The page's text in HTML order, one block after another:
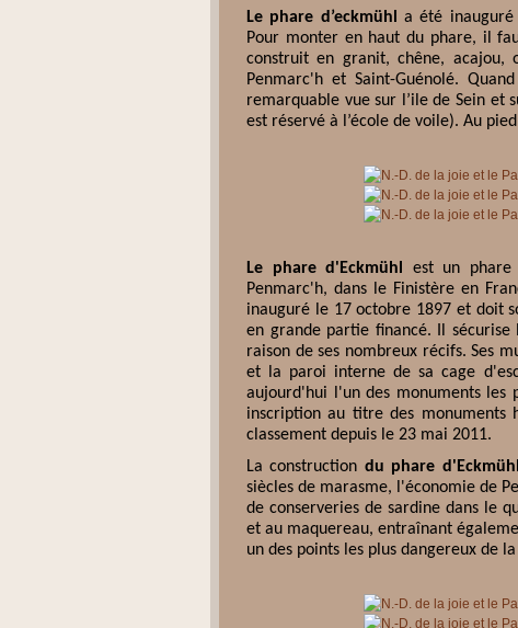
Le phare d’eckmühl
a été inauguré
Pour monter en haut du phare, il
construit en granit, chêne,
Penmarc'h et Saint-Guénolé.
remarquable vue sur l’ile de Sein et
est réservé à l’école de voile). Au
Le phare d'Eckmühl
est un phare
Penmarc'h, dans le Finistère en
inauguré le 17 octobre 1897 et doit
en grande partie financé. Il sécurise
raison de ses nombreux récifs. Ses
et la paroi interne de sa cage
aujourd'hui l'un des monuments les
inscription au titre des monuments
classement depuis le 23 mai 2011.
La construction du phare d'Eckmühl
siècles de marasme, l'économie de
de conserveries de sardine dans le
et au maquereau, entraînant
un des points les plus dangereux de